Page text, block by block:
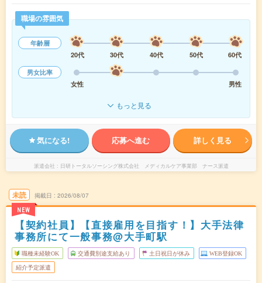
職場の雰囲気
年齢層
20代
30代 40代 50代
60代
男女比率
女性
男性
もっと見る
気になる! 応募へ進む 詳しく見る
派遣会社 日研トータルソーシング株式会社 メディカルケア事業部 ナース派遣
未読
NEW
掲載日 2026/08/07
【契約社員】【直接雇用を目指す！】大手法律
事務所にて一般事務@大手町駅
職種未経験OK 交通費別途支給あり 土日祝日が休み WEB登録OK
紹介予定派遣